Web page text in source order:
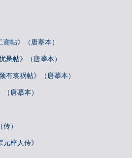
帖》（唐摹本）
悬帖》（唐摹本）
有哀祸帖》（唐摹本）
唐摹本）
）
梓人传》